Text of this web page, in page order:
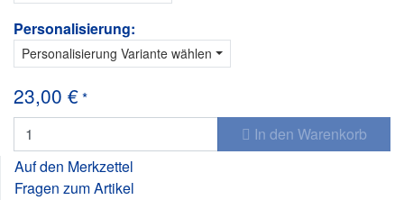
Personalisierung:
Personalisierung Variante wählen
23,00 €*
In den Warenkorb
Auf den Merkzettel
Fragen zum Artikel